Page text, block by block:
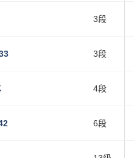
3段
3段
4段
6段